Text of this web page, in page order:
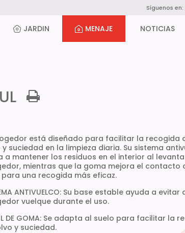
Síguenos en:
JARDIN MENAJE NOTICIAS
está diseñado para facilitar la recogida
suciedad en la limpieza diaria. Su sistema
a mantener los residuos en el interior al
mientras que la goma mejora el contacto
para una recogida más eficaz.
ANTIVUELCO: Su base estable ayuda a evitar
vuelque durante el uso.
DE GOMA: Se adapta al suelo para facilitar la
y suciedad.